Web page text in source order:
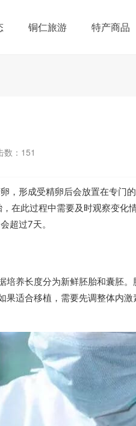
铜仁旅游 特产商品
数： 151
，形成受精卵后会放置在专门
在此过程中需要及时观察变化
超过7天。
养长度分为新鲜胚胎和囊胚。
适合移植，需要先调整体内